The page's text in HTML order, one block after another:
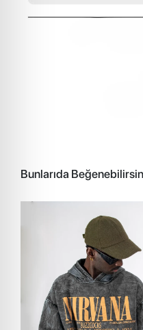
Bunlarıda